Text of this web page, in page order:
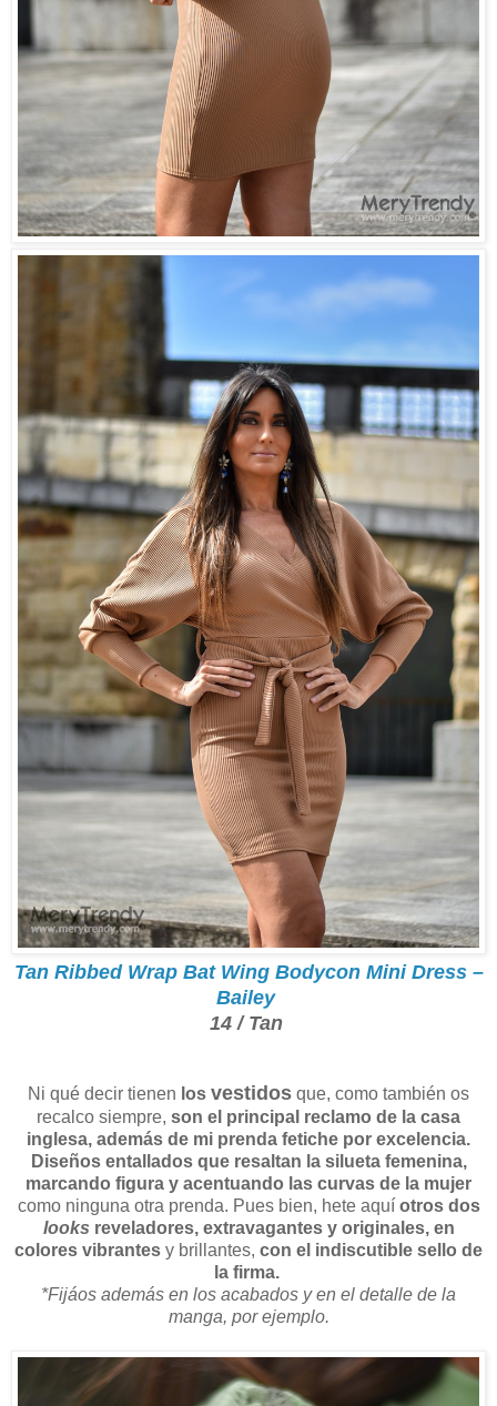
Tan Ribbed Wrap Bat Wing Bodycon Mini Dress –
Bailey
14 / Tan
Ni qué decir tienen los vestidos que, como también os
recalco siempre, son el principal reclamo de la casa
inglesa, además de mi prenda fetiche por excelencia.
Diseños entallados que resaltan la silueta femenina,
marcando figura y acentuando las curvas de la mujer
como ninguna otra prenda. Pues bien, hete aquíotros dos
looks reveladores, extravagantes y originales, en
colores vibrantes y brillantes, con el indiscutible sello de
la firma.
*Fijáos además en los acabados y en el detalle de la
manga, por ejemplo.